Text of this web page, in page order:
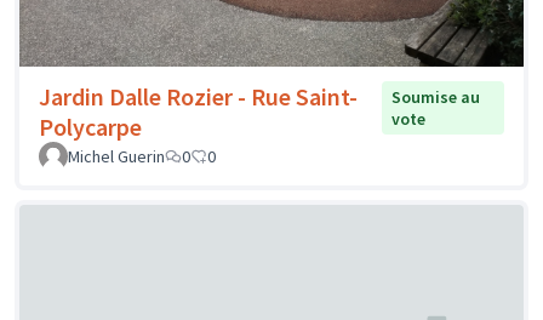
Jardin Dalle Rozier - Rue Saint-
Polycarpe
Soumise au
vote
Michel Guerin
0 0